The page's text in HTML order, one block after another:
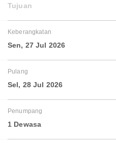
Tujuan
Keberangkatan
Sen, 27 Jul 2026
Pulang
Sel, 28 Jul 2026
Penumpang
1 Dewasa